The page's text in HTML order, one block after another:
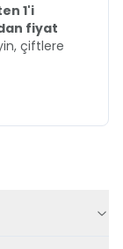
1'i
fiyat
çiftlere